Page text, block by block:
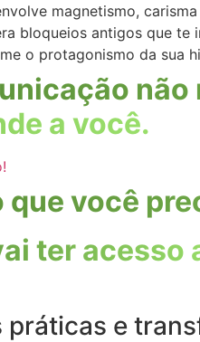
magnetismo,
bloqueios antigos que te
o protagonismo da sua
não
a você.
que você
ter acesso
práticas e